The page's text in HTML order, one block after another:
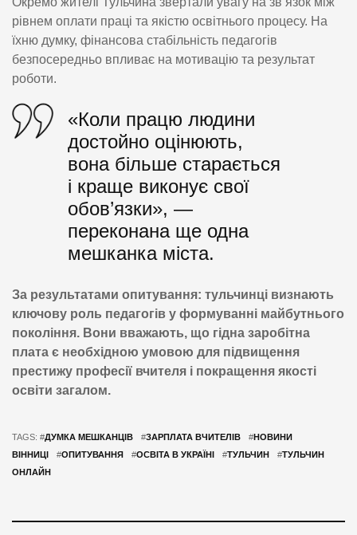
рівнем оплати праці та якістю освітнього процесу. На
їхню думку, фінансова стабільність педагогів
безпосередньо впливає на мотивацію та результат
роботи.
«Коли працю людини
достойно оцінюють,
вона більше старається
і краще виконує свої
обов’язки», —
переконана ще одна
мешканка міста.
За результатами опитування: тульчинці визнають
ключову роль педагогів у формуванні майбутнього
покоління. Вони вважають, що гідна заробітна
плата є необхідною умовою для підвищення
престижу професії вчителя і покращення якості
освіти загалом.
TAGS: #ДУМКА МЕШКАНЦІВ #ЗАРПЛАТА ВЧИТЕЛІВ #НОВИНИ
ВІННИЦІ
#ОПИТУВАННЯ #ОСВІТА В УКРАЇНІ #ТУЛЬЧИН #ТУЛЬЧИН
ОНЛАЙН